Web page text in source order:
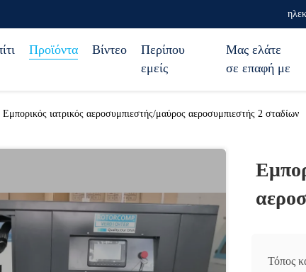
Προϊόντα Βίντεο
Περίπου
εμείς
Μας ελάτε
σε επαφή με
Εμπορικός ιατρικός αεροσυμπιεστής/μαύρος αεροσυμπιεστής 2 σταδίων
Τόπος